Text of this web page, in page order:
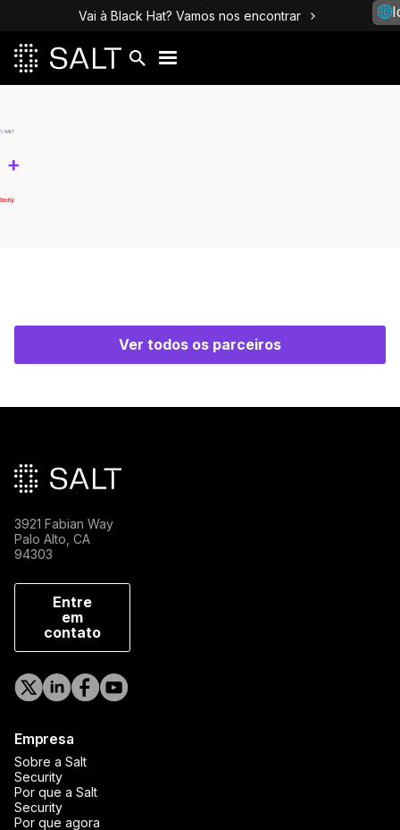
Vai à Black Hat? Vamos nos encontrar
+
Ver todos os parceiros
3921 Fabian Way
Palo Alto, CA
94303
Entre
em
contato
Empresa
Sobre a Salt
Security
Por que a Salt
Security
Por que agora